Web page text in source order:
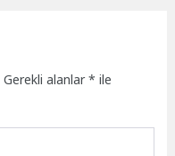
Gerekli alanlar* ile